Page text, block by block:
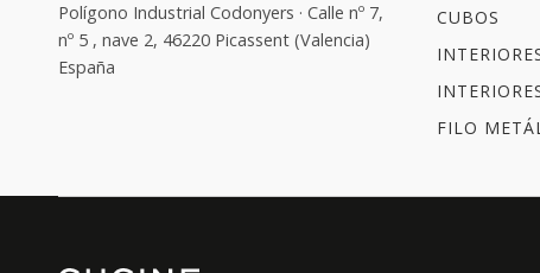
Polígono Industrial Codonyers · Calle nº 7,
nº 5 , nave 2, 46220 Picassent (Valencia)
España
CUBOS
FILO